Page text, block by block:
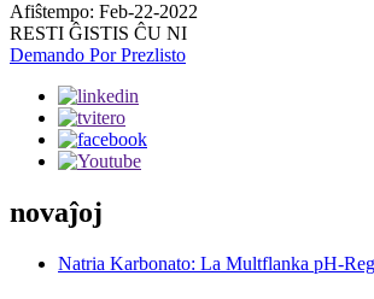
Afiŝtempo: Feb-22-2022
RESTI ĜISTIS ĈU NI
Demando Por Prezlisto
novaĵoj
Natria Karbonato: La Multflanka pH-